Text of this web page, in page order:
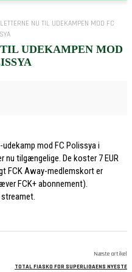
NU TIL UDEKAMPEN MOD FC
UDEKAMPEN MOD
mod FC Polissya i
nu tilgængelige. De koster 7 EUR
FCK Away-medlemskort er
FCK+ abonnement).
Næste artikel
TOTAL FIASKO FOR SUPERLIGAENS NYESTE